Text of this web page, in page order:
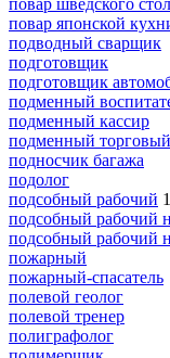
повар японской
подводный сварщик
подготовщик
подготовщик
подменный
подменный кассир
подменный торговый
подносчик багажа
подолог
подсобный рабочий 1
подсобный рабочий
подсобный рабочий
пожарный
пожарный-спасатель
полевой геолог
полевой тренер
полиграфолог